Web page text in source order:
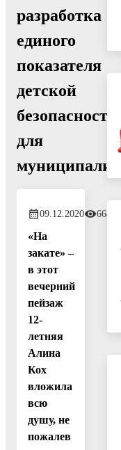
разработка
единого
показателя
детской
безопасности
для
09.12.2020 664
«На
закате» –
в этот
вечерний
пейзаж
12-
летняя
Алина
Кох
вложила
всю
душу, не
пожалев